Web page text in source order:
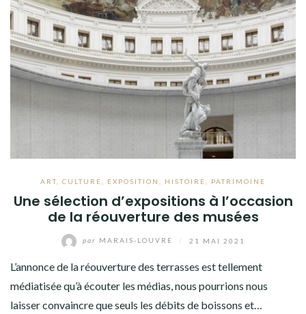
ART CULTURE EXPOSITION HISTOIRE PATRIMOINE
Une sélection d’expositions à l’occasion
de la réouverture des musées
par MARAIS-LOUVRE 21 MAI 2021
L’annonce de la réouverture des terrasses est tellement
médiatisée qu’à écouter les médias, nous pourrions nous
laisser convaincre que seuls les débits de boissons et…